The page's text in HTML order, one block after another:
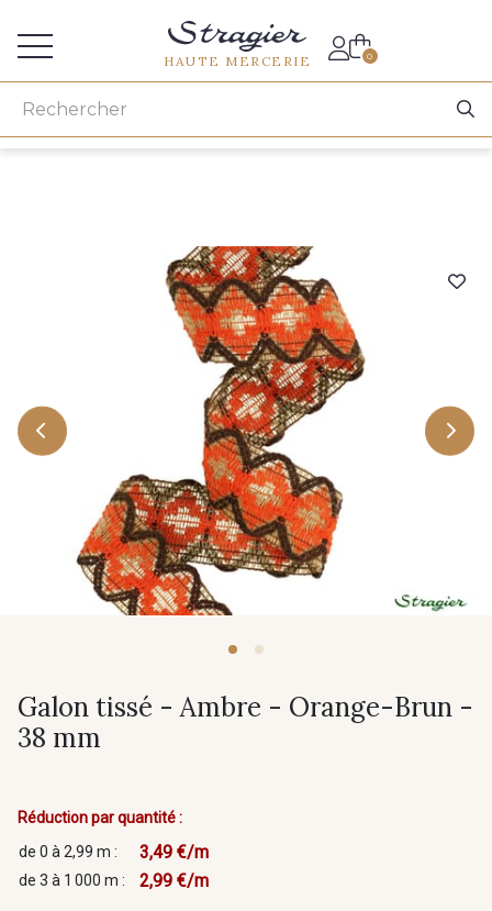
HAUTE MERCERIE 0
Galon tissé - Ambre - Orange-Brun -
38 mm
Réduction par quantité :
de 0 à 2,99 m :
3,49 €/m
de 3 à 1 000 m : 2,99 €/m